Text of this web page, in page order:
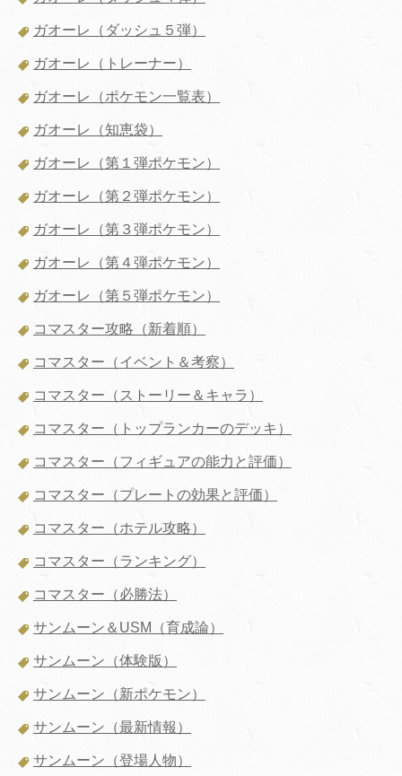
ガオーレ（ダッシュ５弾）
ガオーレ（トレーナー）
ガオーレ（ポケモン一覧表）
ガオーレ（知恵袋）
ガオーレ（第１弾ポケモン）
ガオーレ（第２弾ポケモン）
ガオーレ（第３弾ポケモン）
ガオーレ（第４弾ポケモン）
ガオーレ（第５弾ポケモン）
コマスター攻略（新着順）
コマスター（イベント＆考察）
コマスター（ストーリー＆キャラ）
コマスター（トップランカーのデッキ）
コマスター（フィギュアの能力と評価）
コマスター（プレートの効果と評価）
コマスター（ホテル攻略）
コマスター（ランキング）
コマスター（必勝法）
サンムーン＆USM（育成論）
サンムーン（体験版）
サンムーン（新ポケモン）
サンムーン（最新情報）
サンムーン（登場人物）